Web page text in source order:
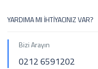
YARDIMA MI İHTİYACINIZ VAR?
Bizi Arayın
0212 6591202